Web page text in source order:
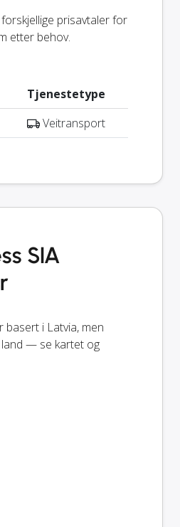
prisavtaler for
etter behov.
Tjenestetype
Veitransport
SIA
basert i Latvia, men
— se kartet og